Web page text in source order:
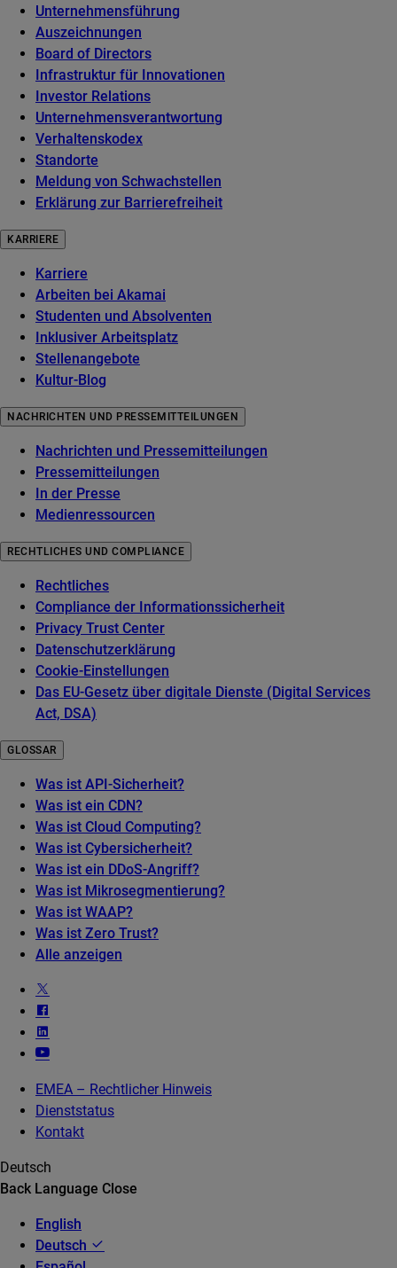
Unternehmensführung
Auszeichnungen
Board of Directors
Infrastruktur für Innovationen
Investor Relations
Unternehmensverantwortung
Verhaltenskodex
Standorte
Meldung von Schwachstellen
Erklärung zur Barrierefreiheit
KARRIERE
Karriere
Arbeiten bei Akamai
Studenten und Absolventen
Inklusiver Arbeitsplatz
Stellenangebote
Kultur-Blog
NACHRICHTEN UND PRESSEMITTEILUNGEN
Nachrichten und Pressemitteilungen
Pressemitteilungen
In der Presse
Medienressourcen
RECHTLICHES UND COMPLIANCE
Rechtliches
Compliance der Informationssicherheit
Privacy Trust Center
Datenschutzerklärung
Cookie-Einstellungen
Das EU-Gesetz über digitale Dienste (Digital Services
Act, DSA)
GLOSSAR
Was ist API-Sicherheit?
Was ist ein CDN?
Was ist Cloud Computing?
Was ist Cybersicherheit?
Was ist ein DDoS-Angriff?
Was ist Mikrosegmentierung?
Was ist WAAP?
Was ist Zero Trust?
Alle anzeigen
EMEA – Rechtlicher Hinweis
Dienststatus
Kontakt
Deutsch
Back Language Close
English
Deutsch